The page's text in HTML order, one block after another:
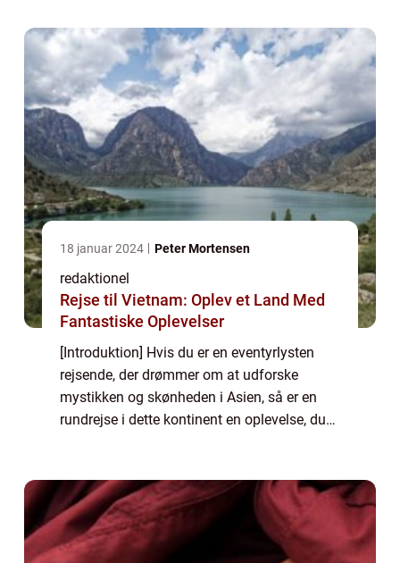
18 januar 2024 Peter Mortensen
redaktionel
Rejse til Vietnam: Oplev et Land Med
Fantastiske Oplevelser
[Introduktion] Hvis du er en eventyrlysten
rejsende, der drømmer om at udforske
mystikken og skønheden i Asien, så er en
rundrejse i dette kontinent en oplevelse, du